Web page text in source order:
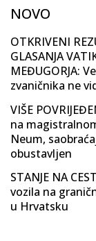
NOVO
OTKRIVENI
GLASANJA
MEĐUGORJA:
zvaničnika ne
VIŠE
na
Neum,
obustavljen
STANJE NA
vozila na
u Hrvatsku